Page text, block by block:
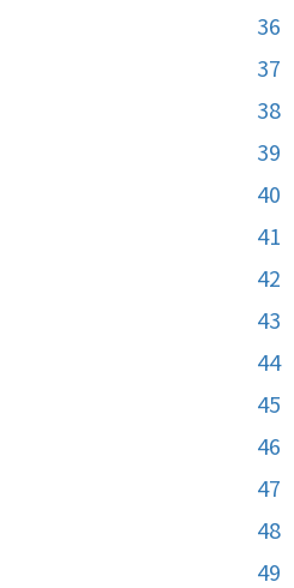
36
37
38
39
40
41
42
43
44
45
46
47
48
49